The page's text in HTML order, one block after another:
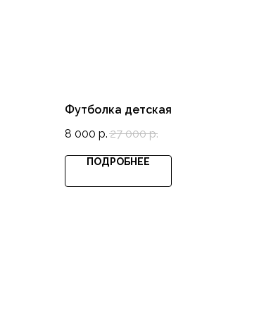
Футболка детская
8 000 р. 27 000 р.
ПОДРОБНЕЕ